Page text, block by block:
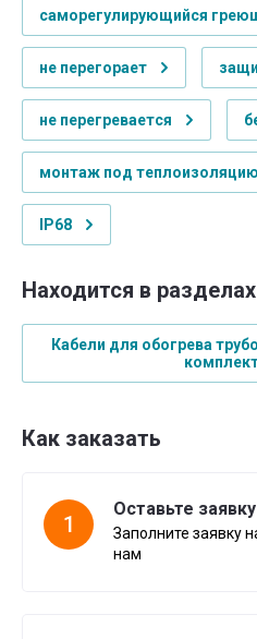
саморегулирующийся
не перегорает
не перегревается
монтаж под теплоизоляцию
IP68
Находится в разделах
Кабели для обогрева
Как заказать
1
Оставьте заявку
Заполните заявку
нам